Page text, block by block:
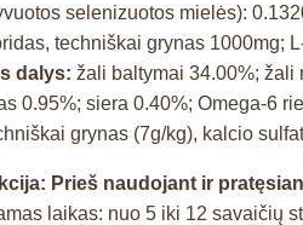
selenizuotos mielės):
techniškai grynas 1000mg;
dalys: žali baltymai 34.00%; žali
0.95%; siera 0.40%; Omega-6
grynas (7g/kg), kalcio
Prieš naudojant ir
laikas: nuo 5 iki 12 savaičių